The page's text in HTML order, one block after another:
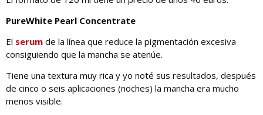
PureWhite Pearl Concentrate
El serum de la línea que reduce la pigmentación excesiva
consiguiendo que la mancha se atenúe.
Tiene una textura muy rica y yo noté sus resultados, después
de cinco o seis aplicaciones (noches) la mancha era mucho
menos visible.